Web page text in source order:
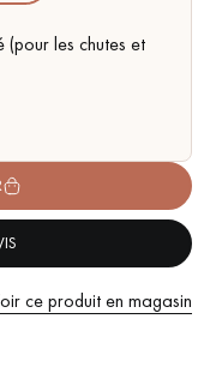
les chutes et
ce produit en magasin